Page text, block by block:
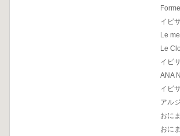
イビ
Le
Le
イビ
ANA
イビ
アル
おに
おに